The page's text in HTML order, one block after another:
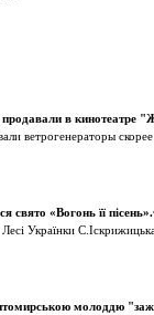
в
ветрогенераторы
свято «Вогонь її
Українки
молоддю